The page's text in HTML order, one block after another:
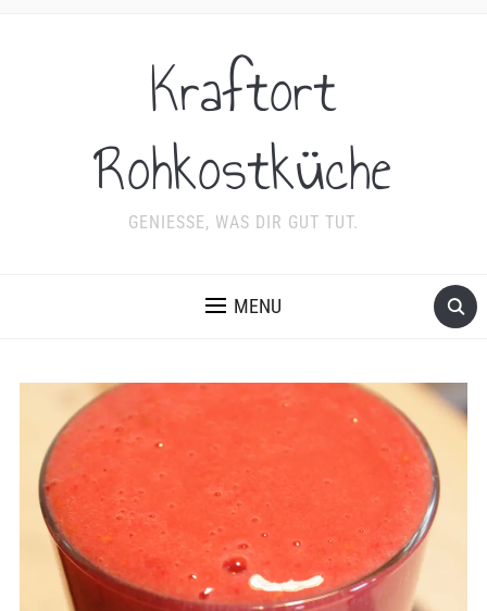
Kraftort
Rohkostküche
GENIESSE, WAS DIR GUT TUT.
MENU